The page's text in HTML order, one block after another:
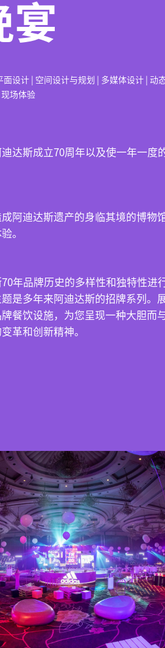
宴
面设计 | 空间设计与规划 | 多媒体设计 | 动
场体验
达斯成立70周年以及使一年一度
阿迪达斯遗产的身临其境的博物
。
年品牌历史的多样性和独特性进
是多年来阿迪达斯的招牌系列。
餐饮设施，为您呈现一种大胆而
革和创新精神。
神奇
成员
联系